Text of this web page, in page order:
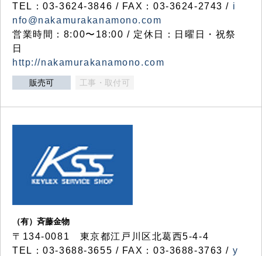
TEL：03-3624-3846 / FAX：03-3624-2743 / i
nfo@nakamurakanamono.com
営業時間：8:00〜18:00 / 定休日：日曜日・祝祭
日
http://nakamurakanamono.com
販売可 工事・取付可
（有）斉藤金物
〒134-0081 東京都江戸川区北葛西5-4-4
TEL：03-3688-3655 / FAX：03-3688-3763 / y